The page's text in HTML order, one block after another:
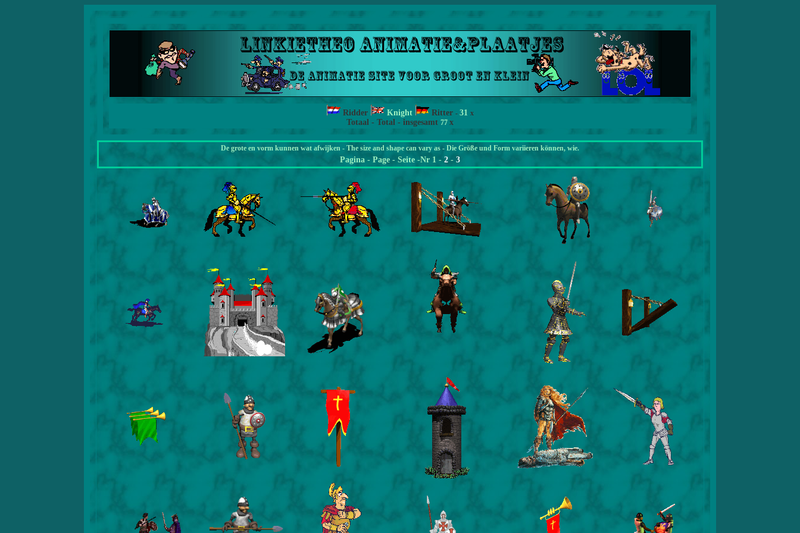
Ridder Knight Ritter - 31 x
Totaal - Total - insgesamt 77 x
De grote en vorm kunnen wat afwijken - The size and shape can vary as - Die Größe und Form variieren können, wie.
Pagina - Page - Seite -Nr 1 - 2 - 3